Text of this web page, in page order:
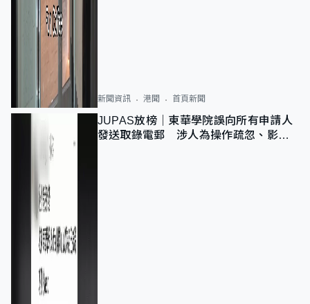
新聞資訊 港聞 首頁新聞
JUPAS放榜｜東華學院誤向所有申請人
發送取錄電郵 涉人為操作疏忽、影響